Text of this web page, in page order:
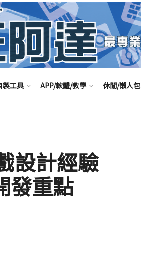
製工具 APP/軟體/教學 休閒/懶人包
設計經驗
發重點